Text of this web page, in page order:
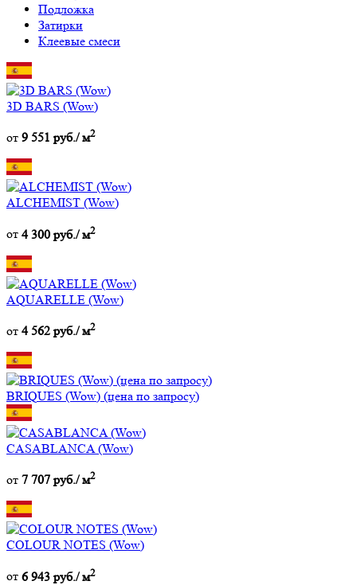
Подложка
Затирки
Клеевые смеси
3D BARS (Wow)
от 9 551 руб./ м2
ALCHEMIST (Wow)
от 4 300 руб./ м2
AQUARELLE (Wow)
от 4 562 руб./ м2
BRIQUES (Wow) (цена по запросу)
CASABLANCA (Wow)
от 7 707 руб./ м2
COLOUR NOTES (Wow)
от 6 943 руб./ м2